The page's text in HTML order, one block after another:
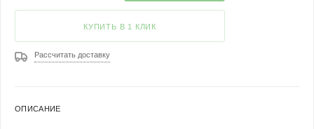
КУПИТЬ В 1 КЛИК
Рассчитать доставку
ОПИСАНИЕ